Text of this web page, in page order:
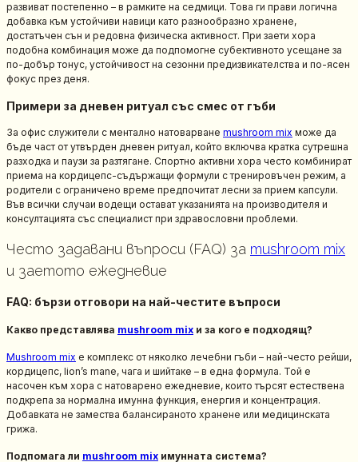
развиват постепенно – в рамките на седмици. Това ги прави логична
добавка към устойчиви навици като разнообразно хранене,
достатъчен сън и редовна физическа активност. При заети хора
подобна комбинация може да подпомогне субективното усещане за
по-добър тонус, устойчивост на сезонни предизвикателства и по-ясен
фокус през деня.
Примери за дневен ритуал със смес от гъби
За офис служители с ментално натоварване mushroom mix може да
бъде част от утвърден дневен ритуал, който включва кратка сутрешна
разходка и паузи за разтягане. Спортно активни хора често комбинират
приема на кордицепс-съдържащи формули с тренировъчен режим, а
родители с ограничено време предпочитат лесни за прием капсули.
Във всички случаи водещи остават указанията на производителя и
консултацията със специалист при здравословни проблеми.
Често задавани въпроси (FAQ) за mushroom mix
и заетото ежедневие
FAQ: бързи отговори на най-честите въпроси
Какво представлява mushroom mix и за кого е подходящ?
Mushroom mix е комплекс от няколко лечебни гъби – най-често рейши,
кордицепс, lion’s mane, чага и шийтаке – в една формула. Той е
насочен към хора с натоварено ежедневие, които търсят естествена
подкрепа за нормална имунна функция, енергия и концентрация.
Добавката не замества балансираното хранене или медицинската
грижа.
Подпомага ли mushroom mix имунната система?